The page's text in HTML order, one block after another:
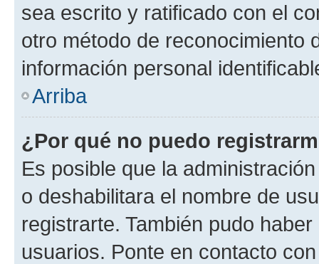
sea escrito y ratificado con el
otro método de reconocimiento
información personal
Arriba
¿Por qué no puedo
Es posible que la
o deshabilitara el nombre de
registrarte. También pudo
usuarios. Ponte en contacto